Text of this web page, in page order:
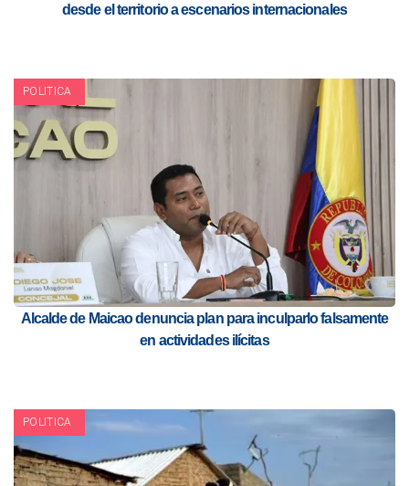
desde el territorio a escenarios internacionales
POLITICA
Alcalde de Maicao denuncia plan para inculparlo falsamente
en actividades ilícitas
POLITICA